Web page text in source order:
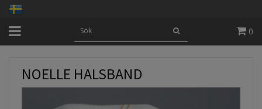
0
NOELLE HALSBAND